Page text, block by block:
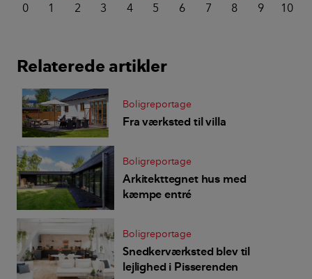
0 1 2 3 4 5 6 7 8 9 10
Relaterede artikler
Boligreportage
Fra værksted til villa
Boligreportage
Arkitekttegnet hus med
kæmpe entré
Boligreportage
Snedkerværksted blev til
lejlighed i Pisserenden